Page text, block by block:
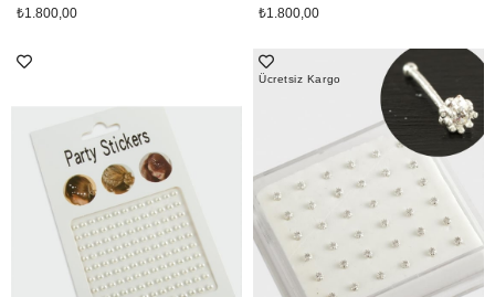
₺1.800,00
₺1.800,00
Ücretsiz Kargo